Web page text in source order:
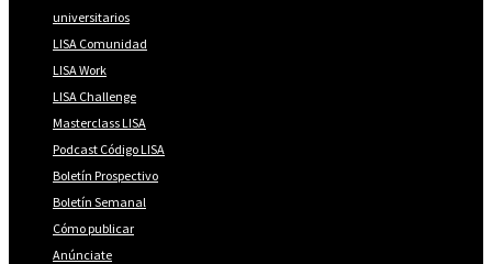
universitarios
LISA Comunidad
LISA Work
LISA Challenge
Masterclass LISA
Podcast Código LISA
Boletín Prospectivo
Boletín Semanal
Cómo publicar
Anúnciate